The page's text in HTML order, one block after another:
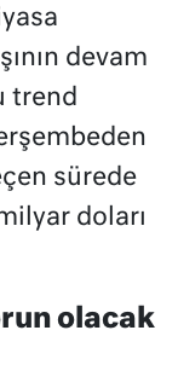
devam
trend
sürede
doları
olacak